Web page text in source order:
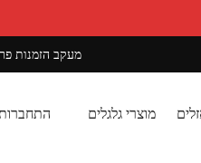
מעקב הזמנות
מוצרי גלגלים